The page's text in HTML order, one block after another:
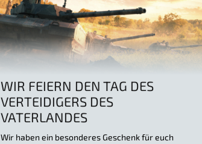
WIR FEIERN DEN TAG DES
VERTEIDIGERS DES
VATERLANDES
Wir haben ein besonderes Geschenk für euch